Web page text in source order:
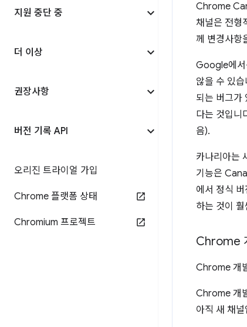
지원 중단 중
더 이상
권장사항
버전 기록 API
오리진 트라이얼 가입
Chrome 플랫폼 상태
Chromium 프로젝트
Chrome
채널은 전형
께 변경사항
Google에서
않을 수 있
되는 버그가
다는 것입니
음).
카나리아는
기능은
에서 정식
하는 것이
Chrome
Chrome 개
Chrome 개
아직 새 채